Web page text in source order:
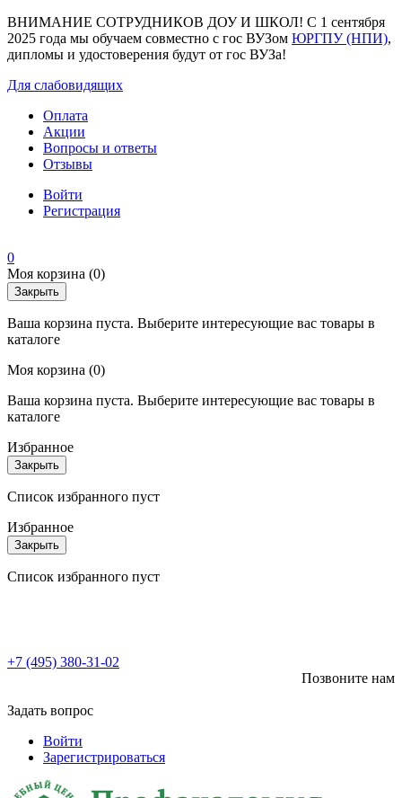
ВНИМАНИЕ СОТРУДНИКОВ ДОУ И ШКОЛ! С 1 сентября
2025 года мы обучаем совместно с гос ВУЗом ЮРГПУ (НПИ),
дипломы и удостоверения будут от гос ВУЗа!
Для слабовидящих
Оплата
Акции
Вопросы и ответы
Отзывы
Войти
Регистрация
0
Моя корзина (0)
Закрыть
Ваша корзина пуста. Выберите интересующие вас товары в
каталоге
Моя корзина (0)
Ваша корзина пуста. Выберите интересующие вас товары в
каталоге
Избранное
Закрыть
Список избранного пуст
Избранное
Закрыть
Список избранного пуст
+7 (495) 380-31-02
Позвоните нам
Задать вопрос
Войти
Зарегистрироваться